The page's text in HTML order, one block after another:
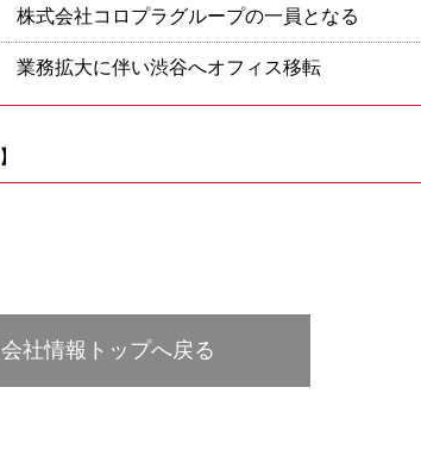
株式会社コロプラグループの一員となる
業務拡大に伴い渋谷へオフィス移転
】
会社情報トップへ戻る